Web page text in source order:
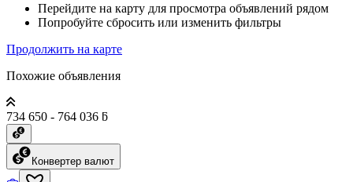
Перейдите на карту для просмотра объявлений рядом
Попробуйте сбросить или изменить фильтры
Продолжить на карте
Похожие объявления
734 650 - 764 036 ƃ
Конвертер валют